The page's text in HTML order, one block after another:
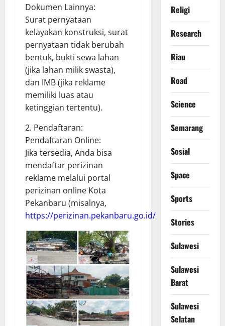
Dokumen Lainnya:
Surat pernyataan
kelayakan konstruksi, surat
pernyataan tidak berubah
bentuk, bukti sewa lahan
(jika lahan milik swasta),
dan IMB (jika reklame
memiliki luas atau
ketinggian tertentu).
2. Pendaftaran:
Pendaftaran Online:
Jika tersedia, Anda bisa
mendaftar perizinan
reklame melalui portal
perizinan online Kota
Pekanbaru (misalnya,
https://perizinan.pekanbaru.go.id/
Religi
Research
Riau
Road
Science
Semarang
Sosial
Space
Sports
Stories
Sulawesi
Sulawesi
Barat
Sulawesi
Selatan